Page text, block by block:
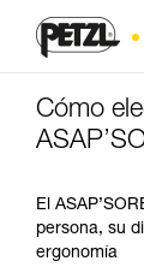
Cómo
El
persona, su
ergonomía